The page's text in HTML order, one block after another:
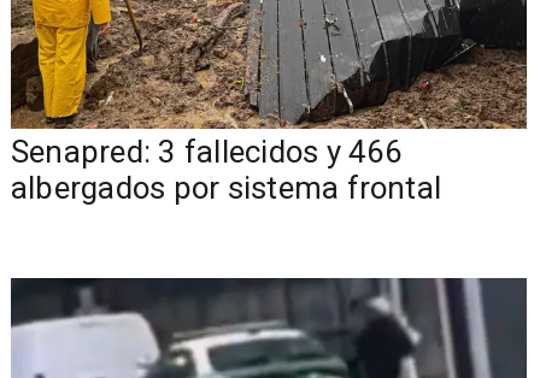
Senapred: 3 fallecidos y 466
albergados por sistema frontal